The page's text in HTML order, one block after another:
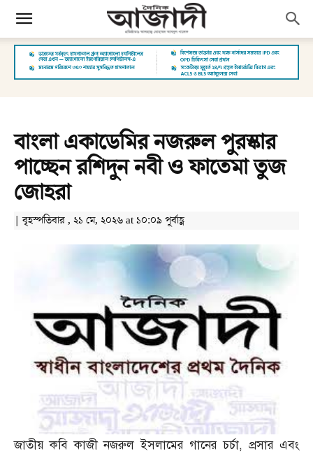
বাংলা একাডেমির নজরুল পুরস্কার
পাচ্ছেন রশিদুন নবী ও ফাতেমা তুজ
জোহরা
| বৃহস্পতিবার , ২১ মে, ২০২৬ at ১০:০৯ পূর্বাহ্ণ
জাতীয় কবি কাজী নজরুল ইসলামের গানের চর্চা, প্রসার এবং